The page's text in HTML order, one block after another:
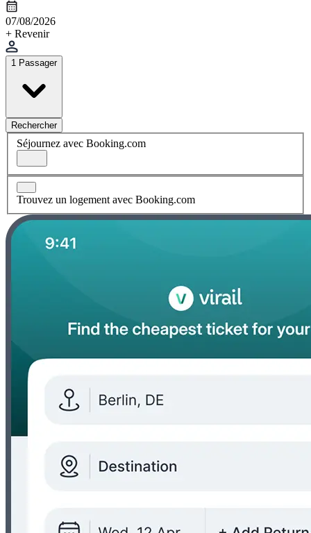
07/08/2026
+ Revenir
1 Passager
Rechercher
Séjournez avec Booking.com
Trouvez un logement avec Booking.com